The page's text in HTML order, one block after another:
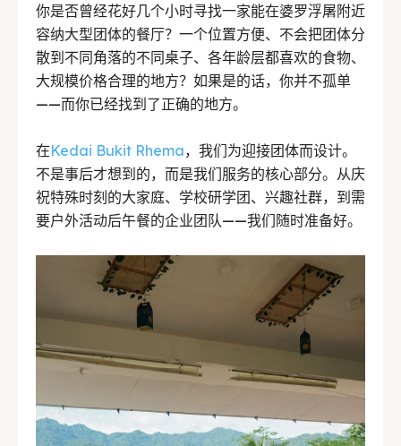
日本語 한국어 العربية
你是否曾经花好几个小时寻找一家能在婆罗浮屠附近
容纳大型团体的餐厅？一个位置方便、不会把团体分
散到不同角落的不同桌子、各年龄层都喜欢的食物、
大规模价格合理的地方？如果是的话，你并不孤单
——而你已经找到了正确的地方。
在Kedai Bukit Rhema，我们为迎接团体而设计。
不是事后才想到的，而是我们服务的核心部分。从庆
祝特殊时刻的大家庭、学校研学团、兴趣社群，到需
要户外活动后午餐的企业团队——我们随时准备好。